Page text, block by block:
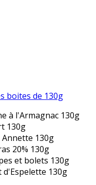
à l'Armagnac 130g
130g
Annette 130g
20% 130g
et bolets 130g
d'Espelette 130g